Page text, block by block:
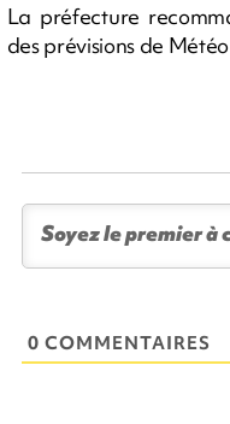
La préfecture
des prévisions de
0 COMMENTAIRES